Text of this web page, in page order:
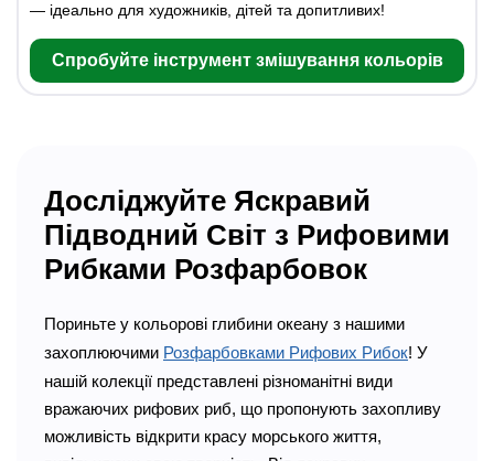
— ідеально для художників, дітей та допитливих!
Спробуйте інструмент змішування кольорів
Досліджуйте Яскравий
Підводний Світ з Рифовими
Рибками Розфарбовок
Пориньте у кольорові глибини океану з нашими
захоплюючими Розфарбовками Рифових Рибок! У
нашій колекції представлені різноманітні види
вражаючих рифових риб, що пропонують захопливу
можливість відкрити красу морського життя,